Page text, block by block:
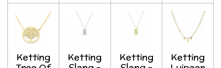
Ketting
Ketting
Ketting
Ketting